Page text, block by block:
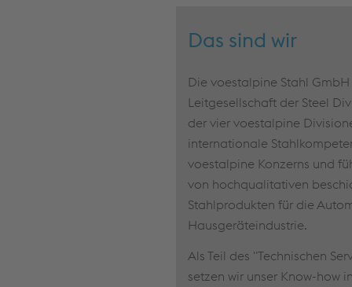
Das sind wir
Die voestalpine Stahl
Leitgesellschaft der Steel
der vier voestalpine
internationale
voestalpine Konzerns und
von hochqualitativen
Stahlprodukten für die
Hausgeräteindustrie.
Als Teil des "Technischen
setzen wir unser Know-how